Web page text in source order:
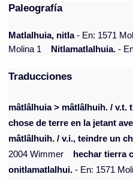
Paleografía
Matlalhuia, nitla- En: 1571
Molina 1
Nitlamatlalhuia. -
Traducciones
mâtlâlhuia > mâtlâlhuih. / v.t.
chose de terre en la jetant
mâtlâlhuih. / v.i., teindre un
2004 Wimmer
hechar tierra
onitlamatlalhui. - En: 1571